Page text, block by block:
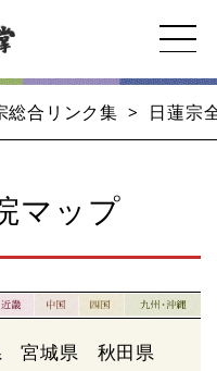
総合リンク集 > 日蓮宗
マップ
宮城県 秋田県